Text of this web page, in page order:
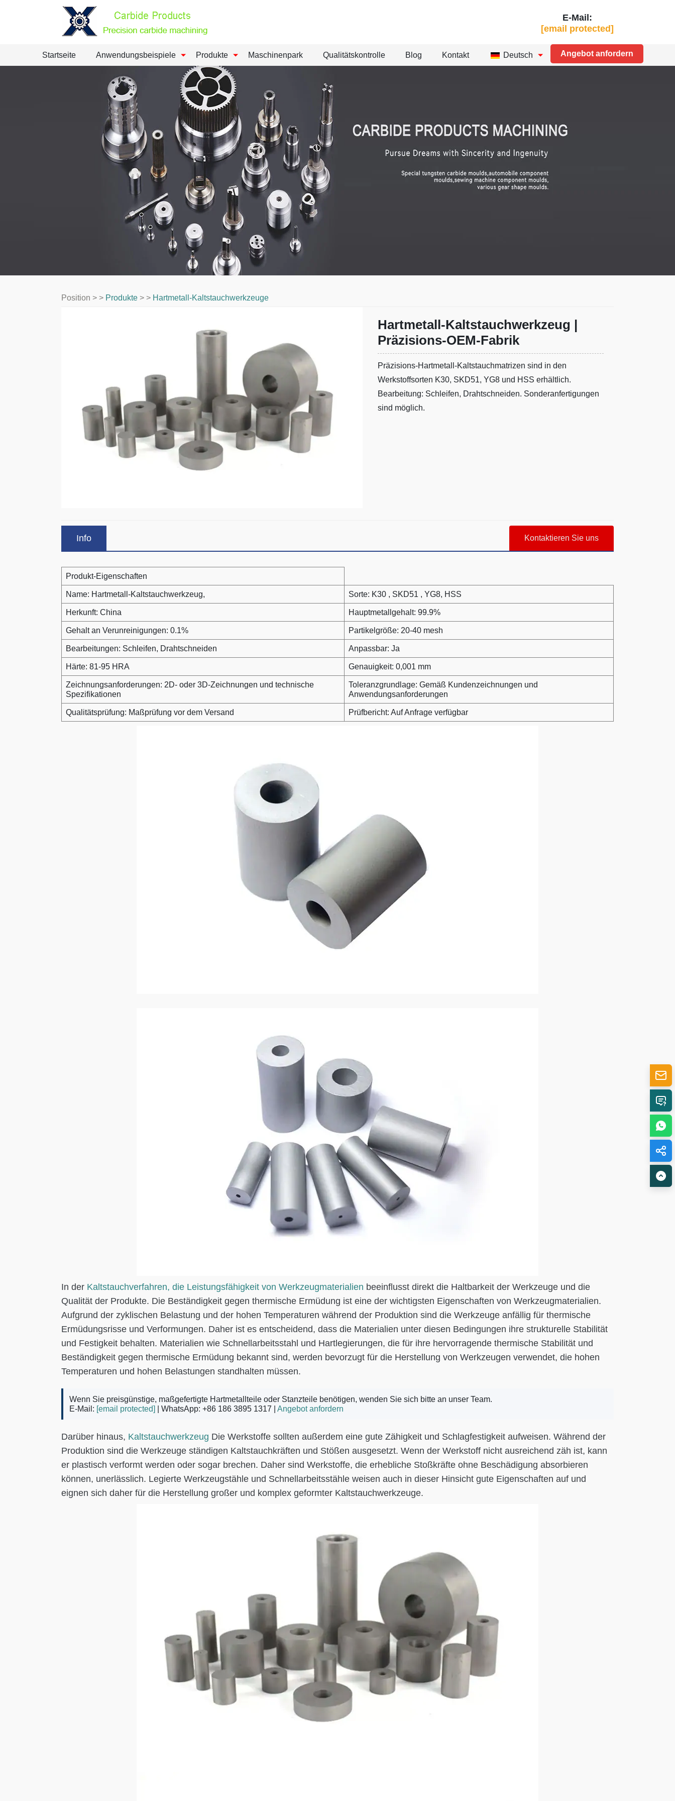
E-Mail:
[email protected]
Startseite Anwendungsbeispiele Produkte Maschinenpark Qualitätskontrolle Blog Kontakt Deutsch Angebot anfordern
Position > > Produkte > > Hartmetall-Kaltstauchwerkzeuge
Hartmetall-Kaltstauchwerkzeug |
Präzisions-OEM-Fabrik
Präzisions-Hartmetall-Kaltstauchmatrizen sind in den
Werkstoffsorten K30, SKD51, YG8 und HSS erhältlich.
Bearbeitung: Schleifen, Drahtschneiden. Sonderanfertigungen
sind möglich.
Info Kontaktieren Sie uns
Produkt-Eigenschaften
Name: Hartmetall-Kaltstauchwerkzeug, Sorte: K30 , SKD51 , YG8, HSS
Herkunft: China Hauptmetallgehalt: 99.9%
Gehalt an Verunreinigungen: 0.1% Partikelgröße: 20-40 mesh
Bearbeitungen: Schleifen, Drahtschneiden Anpassbar: Ja
Härte: 81-95 HRA Genauigkeit: 0,001 mm
Zeichnungsanforderungen: 2D- oder 3D-Zeichnungen und technische
Spezifikationen
Toleranzgrundlage: Gemäß Kundenzeichnungen und
Anwendungsanforderungen
Qualitätsprüfung: Maßprüfung vor dem Versand Prüfbericht: Auf Anfrage verfügbar
In der Kaltstauchverfahren, die Leistungsfähigkeit von Werkzeugmaterialien beeinflusst direkt die Haltbarkeit der Werkzeuge und die
Qualität der Produkte. Die Beständigkeit gegen thermische Ermüdung ist eine der wichtigsten Eigenschaften von Werkzeugmaterialien.
Aufgrund der zyklischen Belastung und der hohen Temperaturen während der Produktion sind die Werkzeuge anfällig für thermische
Ermüdungsrisse und Verformungen. Daher ist es entscheidend, dass die Materialien unter diesen Bedingungen ihre strukturelle Stabilität
und Festigkeit behalten. Materialien wie Schnellarbeitsstahl und Hartlegierungen, die für ihre hervorragende thermische Stabilität und
Beständigkeit gegen thermische Ermüdung bekannt sind, werden bevorzugt für die Herstellung von Werkzeugen verwendet, die hohen
Temperaturen und hohen Belastungen standhalten müssen.
Wenn Sie preisgünstige, maßgefertigte Hartmetallteile oder Stanzteile benötigen, wenden Sie sich bitte an unser Team.
E-Mail: [email protected] | WhatsApp: +86 186 3895 1317 | Angebot anfordern
Darüber hinaus, Kaltstauchwerkzeug Die Werkstoffe sollten außerdem eine gute Zähigkeit und Schlagfestigkeit aufweisen. Während der
Produktion sind die Werkzeuge ständigen Kaltstauchkräften und Stößen ausgesetzt. Wenn der Werkstoff nicht ausreichend zäh ist, kann
er plastisch verformt werden oder sogar brechen. Daher sind Werkstoffe, die erhebliche Stoßkräfte ohne Beschädigung absorbieren
können, unerlässlich. Legierte Werkzeugstähle und Schnellarbeitsstähle weisen auch in dieser Hinsicht gute Eigenschaften auf und
eignen sich daher für die Herstellung großer und komplex geformter Kaltstauchwerkzeuge.